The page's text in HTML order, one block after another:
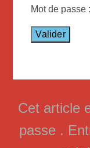
Mot de passe :
Cet article
passe .